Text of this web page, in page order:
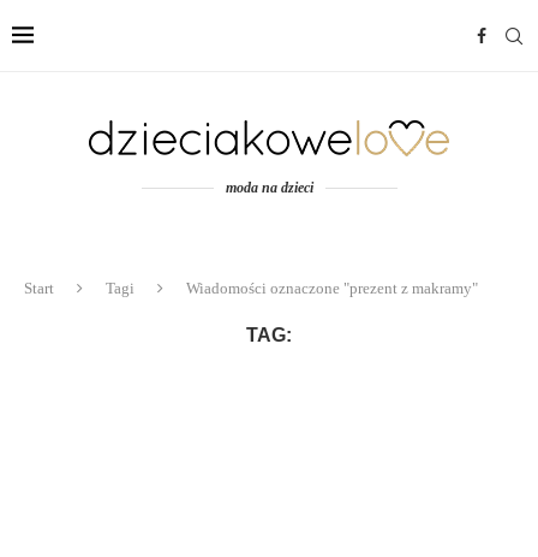
moda na dzieci
Start Tagi Wiadomości oznaczone "prezent z makramy"
TAG: